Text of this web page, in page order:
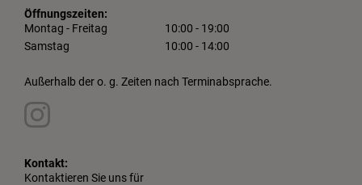
Öffnungszeiten:
Montag - Freitag
10:00 - 19:00
Samstag
10:00 - 14:00
Außerhalb der o. g. Zeiten nach Terminabsprache.
Kontakt:
Kontaktieren Sie uns für